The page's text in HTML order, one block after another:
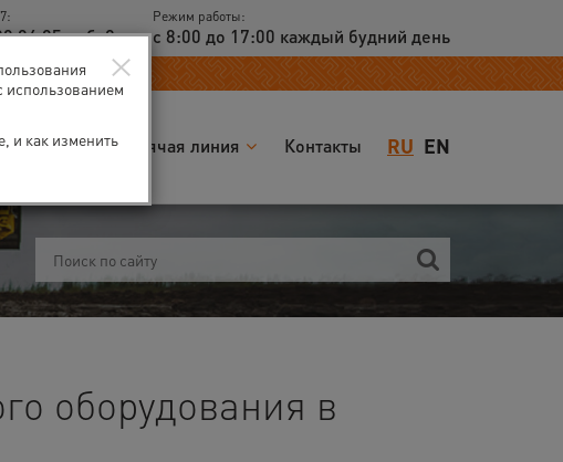
94 95 доб. 2
Режим работы:
с 8:00 до 17:00 каждый будний день
RU EN
События Горячая линия Контакты
оборудования в
×
использованием
и как изменить